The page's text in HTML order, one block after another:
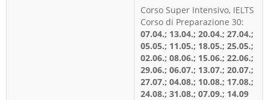
Corso Super Intensivo, IELTS
Corso di Preparazione 30:
07.04.; 13.04.; 20.04.; 27.04.;
05.05.; 11.05.; 18.05.; 25.05.;
02.06.; 08.06.; 15.06.; 22.06.;
29.06.; 06.07.; 13.07.; 20.07.;
27.07.; 04.08.; 10.08.; 17.08.;
24.08.; 31.08.; 07.09.; 14.09